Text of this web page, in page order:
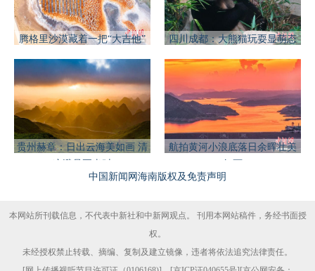
腾格里沙漠藏着一把“大吉他” 四川成都：大熊猫玩耍显萌态
贵州赫章：日出云海美如画 清
航拍黄河小浪底落日余晖壮美
中国新闻网海南版权及免责声明
本网站所刊载信息，不代表中新社和中新网观点。 刊用本网站稿件，务经书面授
权。
未经授权禁止转载、摘编、复制及建立镜像，违者将依法追究法律责任。